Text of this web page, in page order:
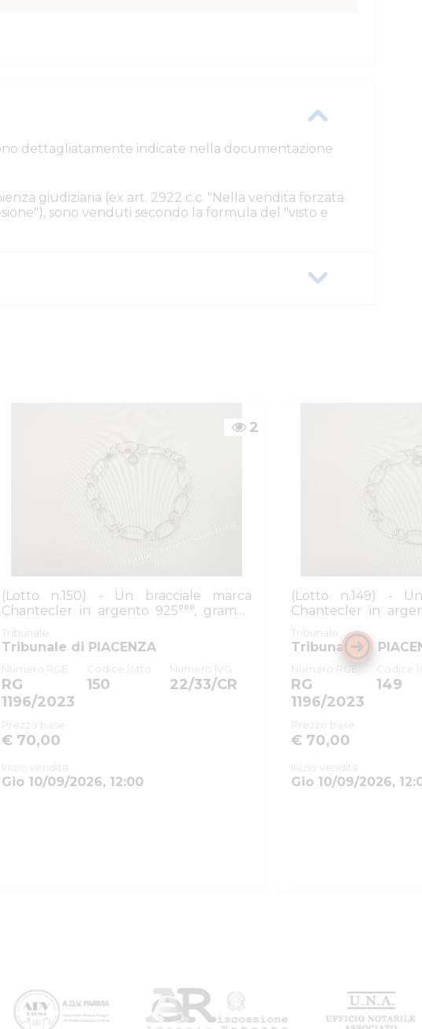
dettagliatamente indicate nella documentazione
giudiziaria (ex art. 2922 c.c. "Nella vendita forzata
sono venduti secondo la formula del "visto e
2
(Lotto n.150) - Un bracciale marca
Chantecler in argento 925°°°, grammi
6,82
Tribunale
Tribunale di PIACENZA
Numero RGE
RG
1196/2023
Codice lotto
150
Numero IVG
22/33/CR
Prezzo base
€ 70,00
Inizio vendita
Gio 10/09/2026, 12:00
(Lotto n.149) -
Chantecler in
7,20
Tribunale
Tribunale di
Numero RGE
RG
1196/2023
Codice
149
Prezzo base
€ 70,00
Inizio vendita
Gio 10/09/2026,